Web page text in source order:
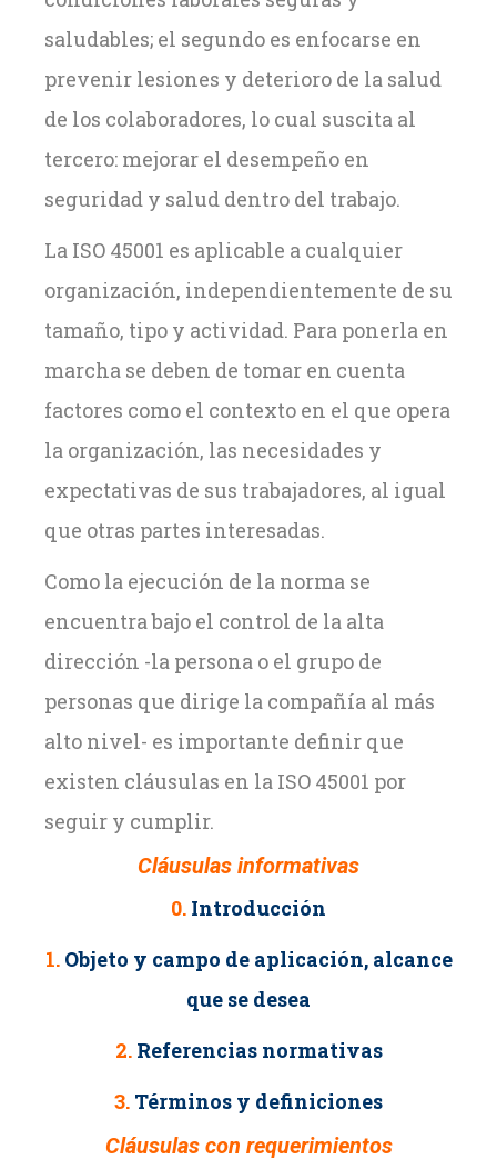
saludables; el segundo es enfocarse en
prevenir lesiones y deterioro de la salud
de los colaboradores, lo cual suscita al
tercero: mejorar el desempeño en
seguridad y salud dentro del trabajo.
La ISO 45001 es aplicable a cualquier
organización, independientemente de su
tamaño, tipo y actividad. Para ponerla en
marcha se deben de tomar en cuenta
factores como el contexto en el que opera
la organización, las necesidades y
expectativas de sus trabajadores, al igual
que otras partes interesadas.
Como la ejecución de la norma se
encuentra bajo el control de la alta
dirección -la persona o el grupo de
personas que dirige la compañía al más
alto nivel- es importante definir que
existen cláusulas en la ISO 45001 por
seguir y cumplir.
Cláusulas informativas
0. Introducción
1. Objeto y campo de aplicación, alcance
que se desea
2.Referencias normativas
3. Términos y definiciones
Cláusulas con requerimientos